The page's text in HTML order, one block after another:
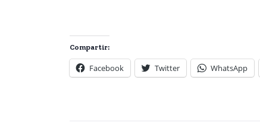
Compartir:
Facebook Twitter WhatsApp